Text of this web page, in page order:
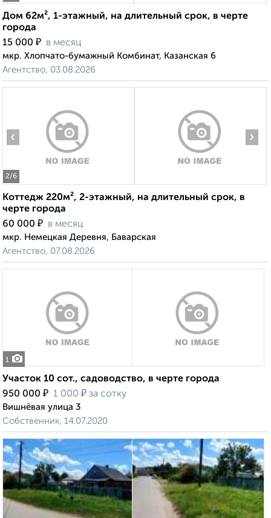
Дом 62м², 1-этажный, на длительный срок, в черте
города
15 000 ₽ в месяц
мкр. Хлопчато-бумажный Комбинат, Казанская 6
Агентство, 03.08.2026
2/6
‹ ›
Коттедж 220м², 2-этажный, на длительный срок, в
черте города
60 000 ₽ в месяц
мкр. Немецкая Деревня, Баварская
Агентство, 07.08.2026
1
Участок 10 сот., садоводство, в черте города
950 000 ₽ 1 000 ₽ за сотку
Вишнёвая улица 3
Собственник, 14.07.2020